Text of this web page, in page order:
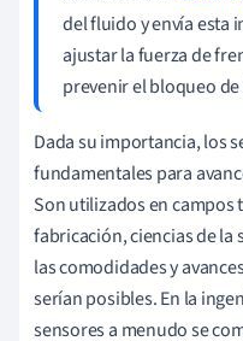
del fluido y envía esta
ajustar la fuerza de
prevenir el bloqueo
Dada su importancia, los
fundamentales para
Son utilizados en
fabricación, ciencias de la
las comodidades y
serían posibles. En la
sensores a menudo se